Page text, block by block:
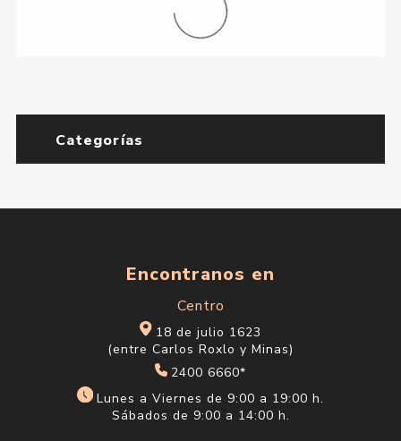
Categorías
Encontranos en
Centro
18 de julio 1623
(entre Carlos Roxlo y Minas)
2400 6660*
Lunes a Viernes de 9:00 a 19:00 h.
Sábados de 9:00 a 14:00 h.